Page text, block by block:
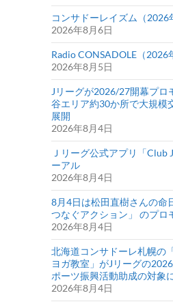
コンサドーレイズム（2026
2026年8月6日
Radio CONSADOLE（2026
2026年8月5日
Jリーグが2026/27開幕プロ
谷エリア約30か所で大規模
展開
2026年8月4日
Ｊリーグ公式アプリ「Club
ーアル
2026年8月4日
8月4日は松田直樹さんの命
つなぐアクション」 のプロ
2026年8月4日
北海道コンサドーレ札幌の
ヨガ教室」がJリーグの
ポーツ振興活動助成の対象
2026年8月4日